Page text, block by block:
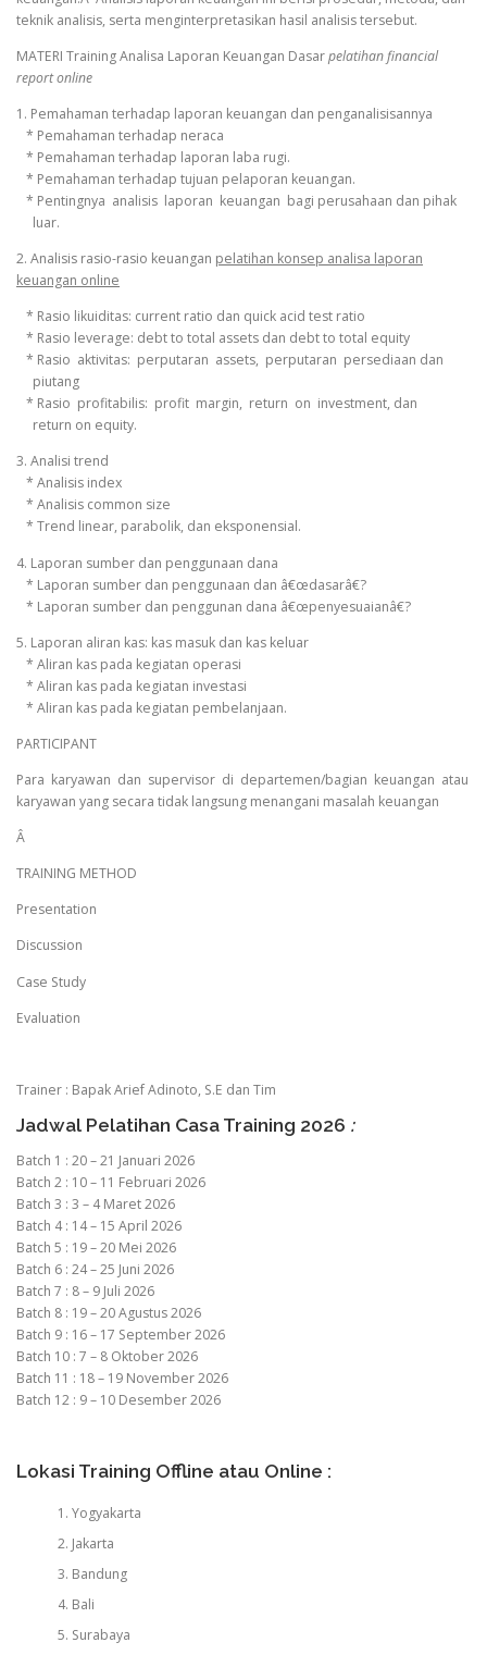
teknik analisis, serta menginterpretasikan hasil analisis tersebut.
MATERI Training Analisa Laporan Keuangan Dasarpelatihan financial
report online
1. Pemahaman terhadap laporan keuangan dan penganalisisannya
* Pemahaman terhadap neraca
* Pemahaman terhadap laporan laba rugi.
* Pemahaman terhadap tujuan pelaporan keuangan.
* Pentingnya analisis laporan keuangan bagi perusahaan dan pihak
luar.
2. Analisis rasio-rasio keuangan pelatihan konsep analisa laporan
keuangan online
* Rasio likuiditas: current ratio dan quick acid test ratio
* Rasio leverage: debt to total assets dan debt to total equity
* Rasio aktivitas: perputaran assets, perputaran persediaan dan
piutang
* Rasio profitabilis: profit margin, return on investment, dan
return on equity.
3. Analisi trend
* Analisis index
* Analisis common size
* Trend linear, parabolik, dan eksponensial.
4. Laporan sumber dan penggunaan dana
* Laporan sumber dan penggunaan dan â€œdasarâ€?
* Laporan sumber dan penggunan dana â€œpenyesuaianâ€?
5. Laporan aliran kas: kas masuk dan kas keluar
* Aliran kas pada kegiatan operasi
* Aliran kas pada kegiatan investasi
* Aliran kas pada kegiatan pembelanjaan.
PARTICIPANT
Para karyawan dan supervisor di departemen/bagian keuangan atau
karyawan yang secara tidak langsung menangani masalah keuangan
Â
TRAINING METHOD
Presentation
Discussion
Case Study
Evaluation
Trainer : Bapak Arief Adinoto, S.E dan Tim
Jadwal Pelatihan Casa Training 2026 :
Batch 1 : 20 – 21 Januari 2026
Batch 2 : 10 – 11 Februari 2026
Batch 3 : 3 – 4 Maret 2026
Batch 4 : 14 – 15 April 2026
Batch 5 : 19 – 20 Mei 2026
Batch 6 : 24 – 25 Juni 2026
Batch 7 : 8 – 9 Juli 2026
Batch 8 : 19 – 20 Agustus 2026
Batch 9 : 16 – 17 September 2026
Batch 10 : 7 – 8 Oktober 2026
Batch 11 : 18 – 19 November 2026
Batch 12 : 9 – 10 Desember 2026
Lokasi Training Offline atau Online :
Yogyakarta
Jakarta
Bandung
Bali
Surabaya